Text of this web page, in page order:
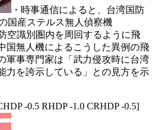
・時事通信によると、台湾国防
国産ステルス無人偵察機
空識別圏内を周回するように飛
国無人機によるこうした異例の飛
軍事専門家は「武力侵攻時に台湾
力を誇示している」との見方を示
-0.5 RHDP -1.0 CRHDP -0.5]